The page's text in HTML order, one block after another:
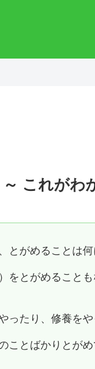
これがわ
とがめることは
をとがめることも
ったり、修養を
ことばかりとが